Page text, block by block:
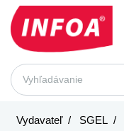
Vydavateľ SGEL